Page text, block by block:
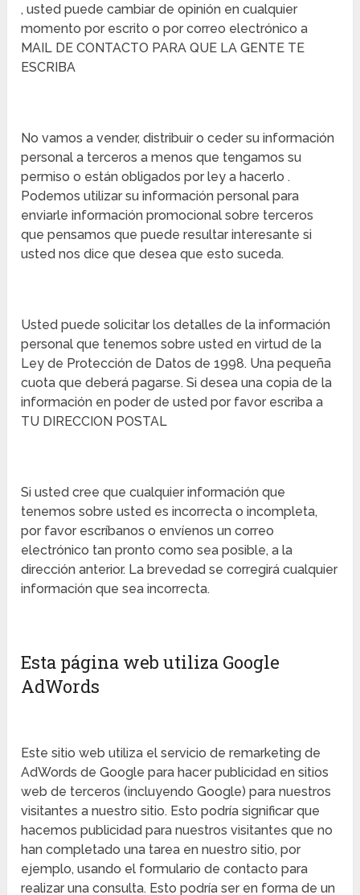
, usted puede cambiar de opinión en cualquier
momento por escrito o por correo electrónico a
MAIL DE CONTACTO PARA QUE LA GENTE TE
ESCRIBA
No vamos a vender, distribuir o ceder su información
personal a terceros a menos que tengamos su
permiso o están obligados por ley a hacerlo .
Podemos utilizar su información personal para
enviarle información promocional sobre terceros
que pensamos que puede resultar interesante si
usted nos dice que desea que esto suceda.
Usted puede solicitar los detalles de la información
personal que tenemos sobre usted en virtud de la
Ley de Protección de Datos de 1998. Una pequeña
cuota que deberá pagarse. Si desea una copia de la
información en poder de usted por favor escriba a
TU DIRECCION POSTAL
Si usted cree que cualquier información que
tenemos sobre usted es incorrecta o incompleta,
por favor escríbanos o envíenos un correo
electrónico tan pronto como sea posible, a la
dirección anterior. La brevedad se corregirá cualquier
información que sea incorrecta.
Esta página web utiliza Google
AdWords
Este sitio web utiliza el servicio de remarketing de
AdWords de Google para hacer publicidad en sitios
web de terceros (incluyendo Google) para nuestros
visitantes a nuestro sitio. Esto podría significar que
hacemos publicidad para nuestros visitantes que no
han completado una tarea en nuestro sitio, por
ejemplo, usando el formulario de contacto para
realizar una consulta. Esto podría ser en forma de un